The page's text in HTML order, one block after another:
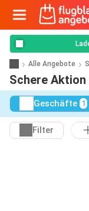
Alle Angebote
Schere
Geschäfte 1
Filter